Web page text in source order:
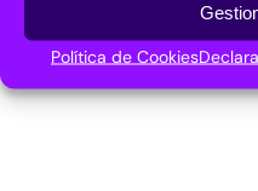
Política de Cookies